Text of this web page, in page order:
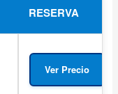
RESERVA
Ver Precio